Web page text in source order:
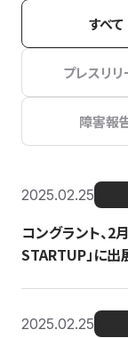
すべて
プレスリリ
障害報
2025.02.25
コングラント、
STARTUP」に出
2025.02.25